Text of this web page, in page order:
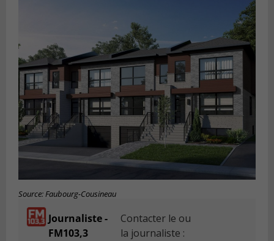
Source: Faubourg-Cousineau
Journaliste -
FM103,3
Contacter le ou
la journaliste :